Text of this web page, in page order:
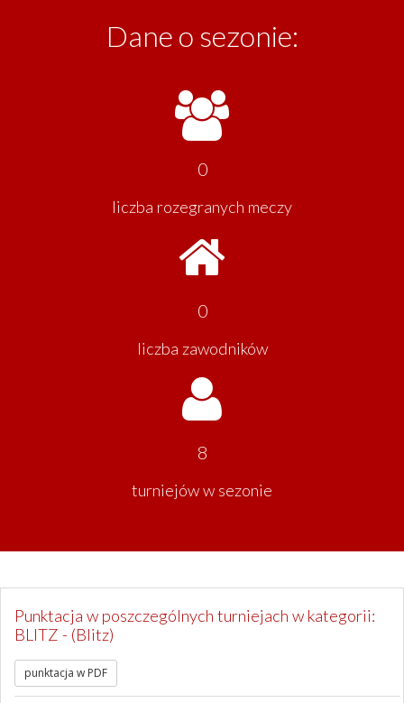
Dane o sezonie:
0
liczba rozegranych meczy
0
liczba zawodników
8
turniejów w sezonie
Punktacja w poszczególnych turniejach w kategorii:
BLITZ - (Blitz)
punktacja w PDF